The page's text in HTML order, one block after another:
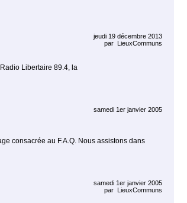
jeudi 19 décembre 2013
par LieuxCommuns
Libertaire 89.4, la
samedi 1er janvier 2005
consacrée au F.A.Q. Nous assistons dans
samedi 1er janvier 2005
par LieuxCommuns